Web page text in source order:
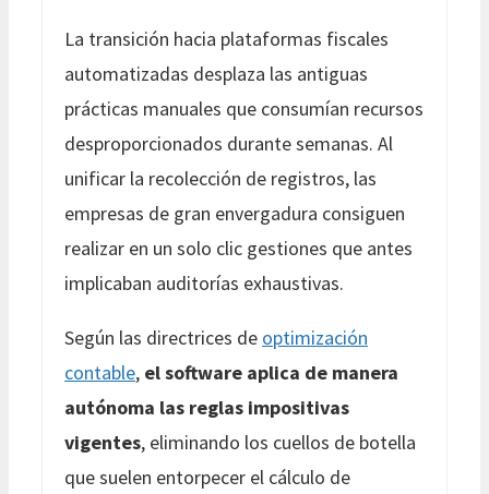
La transición hacia plataformas fiscales
automatizadas desplaza las antiguas
prácticas manuales que consumían recursos
desproporcionados durante semanas. Al
unificar la recolección de registros, las
empresas de gran envergadura consiguen
realizar en un solo clic gestiones que antes
implicaban auditorías exhaustivas.
Según las directrices de optimización
contable, el software aplica de manera
autónoma las reglas impositivas
vigentes, eliminando los cuellos de botella
que suelen entorpecer el cálculo de